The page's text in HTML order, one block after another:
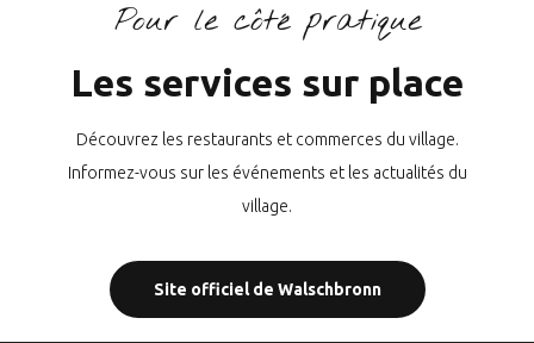
Pour le côté pratique
Les services sur place
Découvrez les restaurants et commerces du village.
Informez-vous sur les événements et les actualités du
village.
Site officiel de Walschbronn